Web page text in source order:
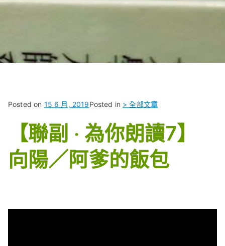
Posted on 15 6 月, 2019Posted in > 全部文章
【聯副 ‧ 為你朗讀7】
向陽／阿爹的飯包